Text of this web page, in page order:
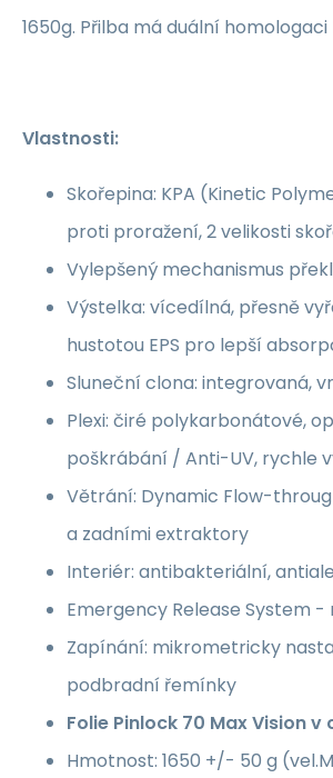
1650g. Přilba má duální homologaci
Vlastnosti:
Skořepina: KPA (Kinetic
proti proražení, 2 velikosti
Vylepšený mechanismus
Výstelka: vícedílná, přesně
hustotou EPS pro lepší
Sluneční clona: integrovaná,
Plexi: čiré polykarbonátové,
poškrábání / Anti-UV, rychle
Větrání: Dynamic Flow-­
a zadními extraktory
Interiér: antibakteriální,
Emergency Release System
Zapínání: mikrometricky
podbradní řemínky
Folie Pinlock 70 Max Vision v
Hmotnost: 1650 +/- 50 g